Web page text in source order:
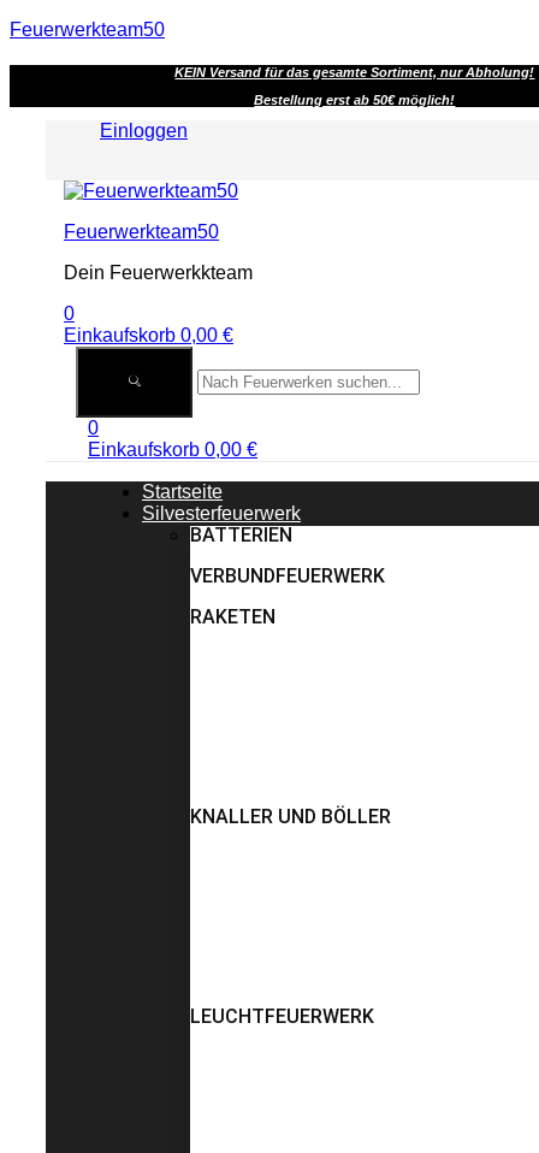
Feuerwerkteam50
KEIN Versand für das gesamte Sortiment, nur Abholung!
Bestellung erst ab 50€ möglich!
Einloggen
Menu
Feuerwerkteam50
Dein Feuerwerkkteam
0
Einkaufskorb 0,00 €
0
Einkaufskorb 0,00 €
Startseite
Silvesterfeuerwerk
BATTERIEN
VERBUNDFEUERWERK
RAKETEN
KNALLER UND BÖLLER
LEUCHTFEUERWERK